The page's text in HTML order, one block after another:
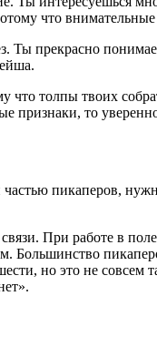
что
прекрасно
толпы твоих
признаки, то
пикаперов,
При работе в
Большинство
но это не совсем